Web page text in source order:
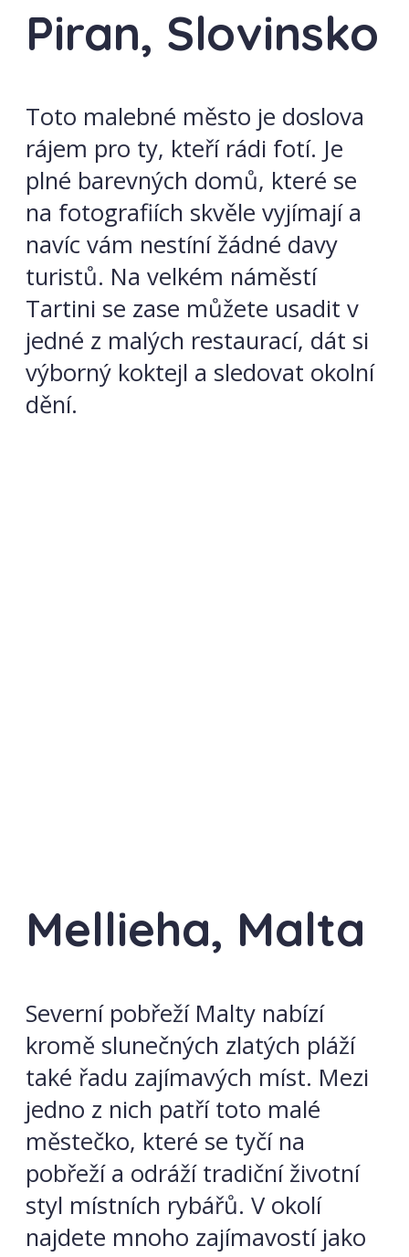
Piran, Slovinsko
Toto malebné město je doslova
rájem pro ty, kteří rádi fotí. Je
plné barevných domů, které se
na fotografiích skvěle vyjímají a
navíc vám nestíní žádné davy
turistů. Na velkém náměstí
Tartini se zase můžete usadit v
jedné z malých restaurací, dát si
výborný koktejl a sledovat okolní
dění.
Mellieha, Malta
Severní pobřeží Malty nabízí
kromě slunečných zlatých pláží
také řadu zajímavých míst. Mezi
jedno z nich patří toto malé
městečko, které se tyčí na
pobřeží a odráží tradiční životní
styl místních rybářů. V okolí
najdete mnoho zajímavostí jako